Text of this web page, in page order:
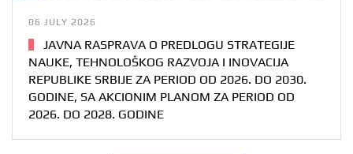
06 JULY 2026
JAVNA RASPRAVA O PREDLOGU STRATEGIJE
NAUKE, TEHNOLOŠKOG RAZVOJA I INOVACIJA
REPUBLIKE SRBIJE ZA PERIOD OD 2026. DO 2030.
GODINE, SA AKCIONIM PLANOM ZA PERIOD OD
2026. DO 2028. GODINE